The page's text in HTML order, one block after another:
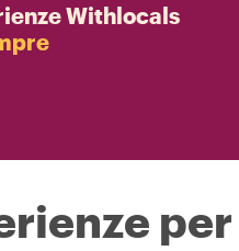
Withlocals